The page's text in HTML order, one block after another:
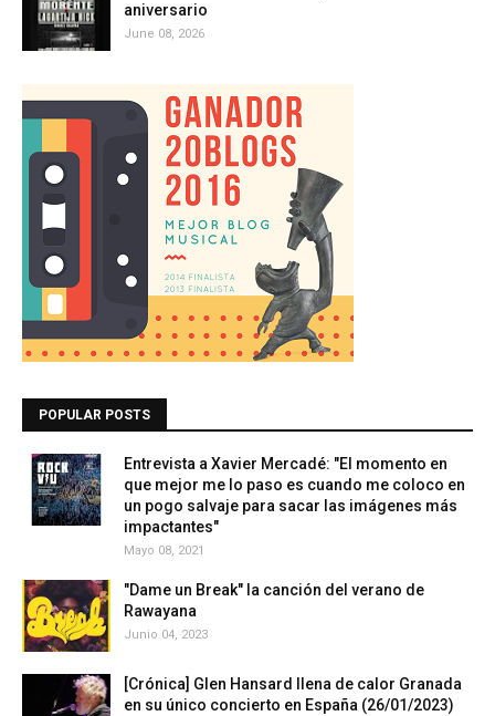
aniversario
June 08, 2026
POPULAR POSTS
Entrevista a Xavier Mercadé: "El momento en
que mejor me lo paso es cuando me coloco en
un pogo salvaje para sacar las imágenes más
impactantes"
Mayo 08, 2021
"Dame un Break" la canción del verano de
Rawayana
Junio 04, 2023
[Crónica] Glen Hansard llena de calor Granada
en su único concierto en España (26/01/2023)